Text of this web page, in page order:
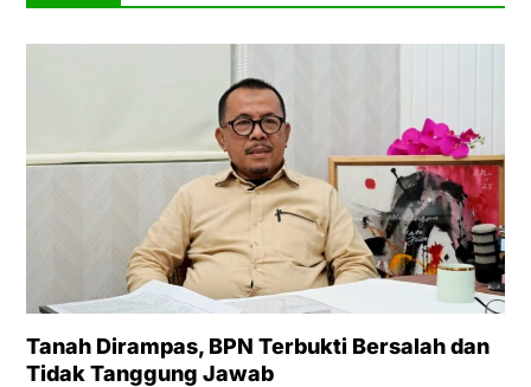
Tanah Dirampas, BPN Terbukti Bersalah dan
Tidak Tanggung Jawab